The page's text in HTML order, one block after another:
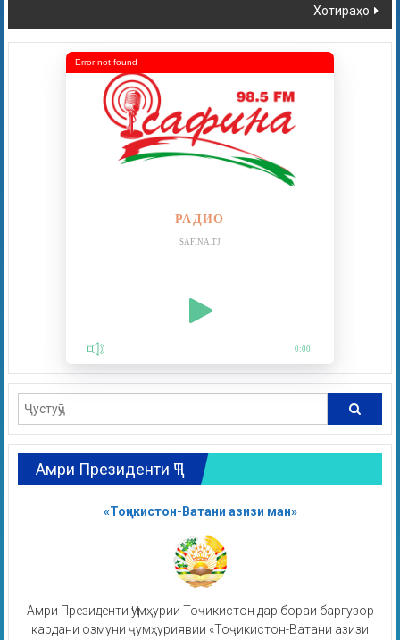
Хотираҳо
РАДИО
SAFINA.TJ
0:00
Error not found
Амри Президенти ҶТ
«Тоҷикистон-Ватани азизи ман»
Амри Президенти Ҷумҳурии Тоҷикистон дар бораи баргузор
кардани озмуни ҷумҳуриявии «Тоҷикистон-Ватани азизи